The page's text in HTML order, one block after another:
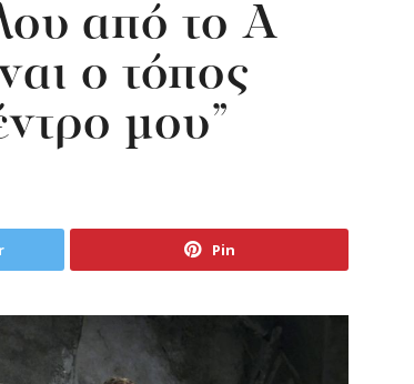
από το Α
ο τόπος
μου”
Pin